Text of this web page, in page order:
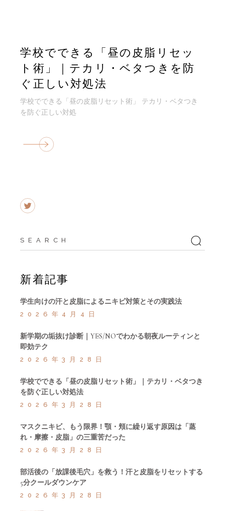
学校でできる「昼の皮脂リセッ
ト術」｜テカリ・ベタつきを防
ぐ正しい対処法
学校でできる「昼の皮脂リセット術」 テカリ・ベタつき
を防ぐ正しい対処
Search
for:
新着記事
学生向けの汗と皮脂によるニキビ対策とその実践法
2026年4月4日
新学期の垢抜け診断｜YES/NOでわかる朝夜ルーティンと
即効テク
2026年3月28日
学校でできる「昼の皮脂リセット術」｜テカリ・ベタつき
を防ぐ正しい対処法
2026年3月28日
マスクニキビ、もう限界！顎・頬に繰り返す原因は「蒸
れ・摩擦・皮脂」の三重苦だった
2026年3月28日
部活後の「放課後毛穴」を救う！汗と皮脂をリセットする
5分クールダウンケア
2026年3月28日